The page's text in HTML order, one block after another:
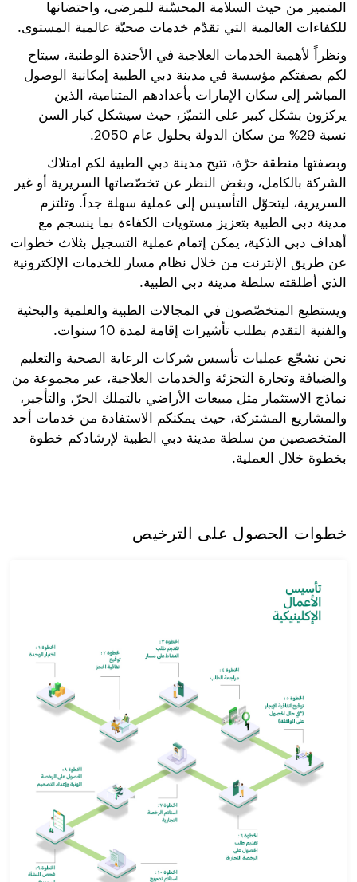
المتميز من حيث السلامة المحسّنة للمرضى، واحتضانها
للكفاءات العالمية التي تقدّم خدمات صحيّة عالمية المستوى.
ونظراً لأهمية الخدمات العلاجية في الأجندة الوطنية، سيتاح
لكم بصفتكم مؤسسة في مدينة دبي الطبية إمكانية الوصول
المباشر إلى سكان الإمارات بأعدادهم المتنامية، الذين
يركزون بشكل كبير على التميّز، حيث سيشكل كبار السن
نسبة 29% من سكان الدولة بحلول عام 2050.
وبصفتها منطقة حرّة، تتيح مدينة دبي الطبية لكم امتلاك
الشركة بالكامل، وبغض النظر عن تخصّصاتها السريرية أو غير
السريرية، ليتحوّل التأسيس إلى عملية سهلة جداً. وتلتزم
مدينة دبي الطبية بتعزيز مستويات الكفاءة بما ينسجم مع
أهداف دبي الذكية، يمكن إتمام عملية التسجيل بثلاث خطوات
عن طريق الإنترنت من خلال نظام مسار للخدمات الإلكترونية
الذي أطلقته سلطة مدينة دبي الطبية.
ويستطيع المتخصّصون في المجالات الطبية والعلمية والبحثية
والفنية التقدم بطلب تأشيرات إقامة لمدة 10 سنوات.
نحن نشجّع عمليات تأسيس شركات الرعاية الصحية والتعليم
والضيافة وتجارة التجزئة والخدمات العلاجية، عبر مجموعة من
نماذج الاستثمار مثل مبيعات الأراضي بالتملك الحرّ، والتأجير،
والمشاريع المشتركة، حيث يمكنكم الاستفادة من خدمات أحد
المتخصصين من سلطة مدينة دبي الطبية لإرشادكم خطوة
بخطوة خلال العملية.
خطوات الحصول على الترخيص